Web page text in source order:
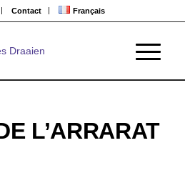
Contact Français
L’ARRARAT